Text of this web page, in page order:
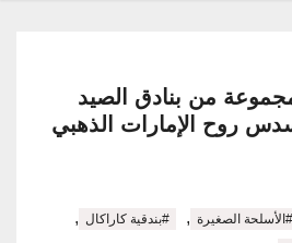
من بنادق الصيد
روح الإمارات الذهبي
#الأسلحة الصغيرة , #بندقية كاراكال ,